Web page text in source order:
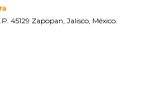
45129 Zapopan, Jalisco, México.